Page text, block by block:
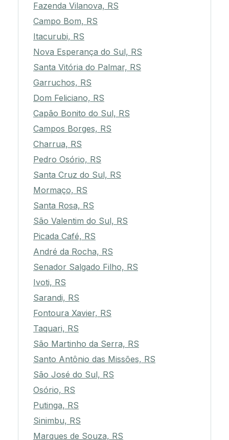
Fazenda Vilanova, RS
Campo Bom, RS
Itacurubi, RS
Nova Esperança do Sul, RS
Santa Vitória do Palmar, RS
Garruchos, RS
Dom Feliciano, RS
Capão Bonito do Sul, RS
Campos Borges, RS
Charrua, RS
Pedro Osório, RS
Santa Cruz do Sul, RS
Mormaço, RS
Santa Rosa, RS
São Valentim do Sul, RS
Picada Café, RS
André da Rocha, RS
Senador Salgado Filho, RS
Ivoti, RS
Sarandi, RS
Fontoura Xavier, RS
Taquari, RS
São Martinho da Serra, RS
Santo Antônio das Missões, RS
São José do Sul, RS
Osório, RS
Putinga, RS
Sinimbu, RS
Marques de Souza, RS